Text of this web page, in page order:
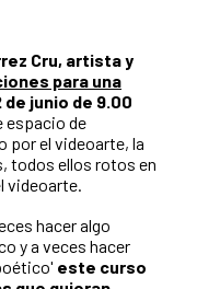
Cru, artista y
para una
de junio de 9.00
espacio de
por el videoarte, la
todos ellos rotos en
videoarte.
hacer algo
y a veces hacer
este curso